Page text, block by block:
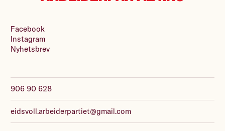
906 90 628
eidsvoll.arbeiderpartiet@gmail.com
Facebook
Instagram
Nyhetsbrev